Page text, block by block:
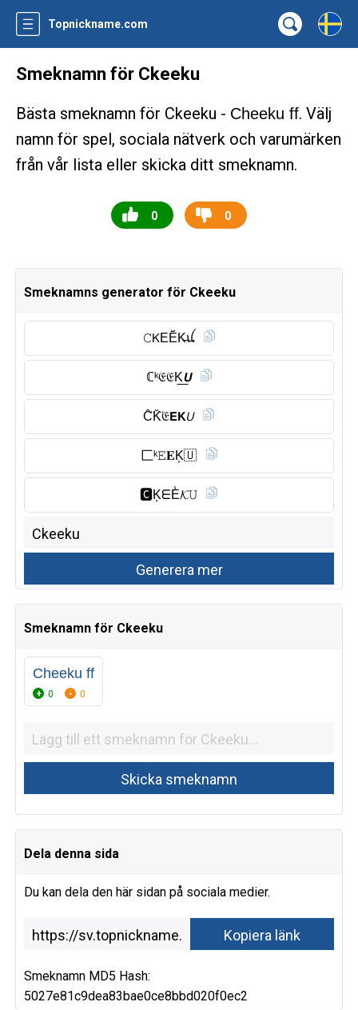
Topnickname.com
Smeknamn för Ckeeku
Bästa smeknamn för Ckeeku - Cheeku ff. Välj
namn för spel, sociala nätverk och varumärken
från vår lista eller skicka ditt smeknamn.
0 0
Smeknamns generator för Ckeeku
𝙲𝖪EĔ̈K̶ꪊ
ℂᵏ𝔈𝔈K͟𝙐
C̑̈K̆̈𝔈𝗘𝗞𝘜
匚ᵏ𝙴𝐄K͎🇺
🅲︎K͎ᗴE̾𝓚𝚄
Smeknamn för Ckeeku
Cheeku ff
0 0
Dela denna sida
Du kan dela den här sidan på sociala medier.
Smeknamn MD5 Hash:
5027e81c9dea83bae0ce8bbd020f0ec2